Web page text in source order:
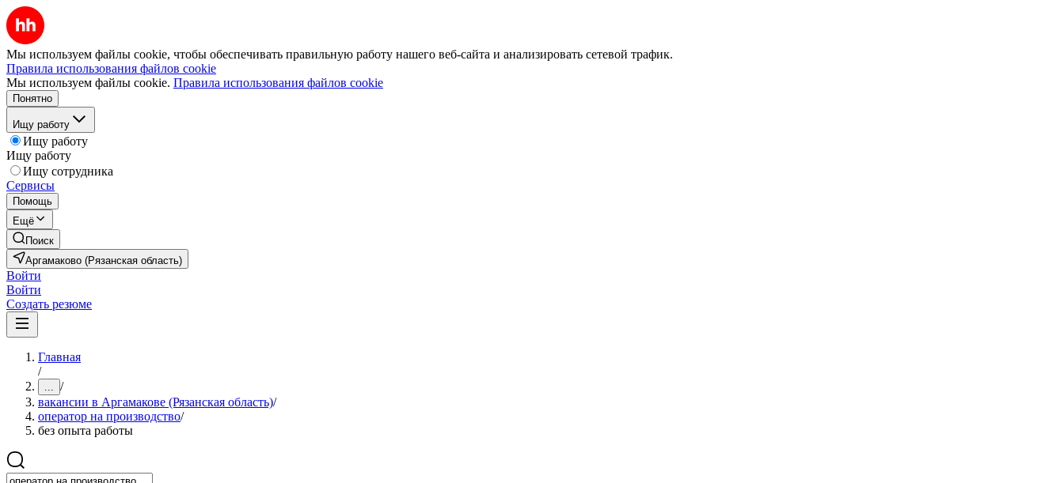
Мы используем файлы cookie, чтобы обеспечивать правильную работу нашего веб-сайта и анализировать сетевой трафик.
Правила использования файлов cookie
Мы используем файлы cookie. Правила использования файлов cookie
Понятно
Ищу работу
Ищу работу
Ищу работу
Ищу сотрудника
Сервисы
Помощь
Ещё
Поиск
Аргамаково (Рязанская область)
Войти
Войти
Создать резюме
Главная
/
... /
вакансии в Аргамакове (Рязанская область)/
оператор на производство/
без опыта работы